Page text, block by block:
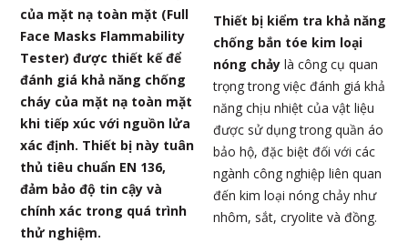
của mặt nạ toàn mặt (Full
Face Masks Flammability
Tester) được thiết kế để
đánh giá khả năng chống
cháy của mặt nạ toàn mặt
khi tiếp xúc với nguồn lửa
xác định. Thiết bị này tuân
thủ tiêu chuẩn EN 136,
đảm bảo độ tin cậy và
chính xác trong quá trình
thử nghiệm.
Thiết bị kiểm tra khả năng
chống bắn tóe kim loại
nóng chảy là công cụ quan
trọng trong việc đánh giá khả
năng chịu nhiệt của vật liệu
được sử dụng trong quần áo
bảo hộ, đặc biệt đối với các
ngành công nghiệp liên quan
đến kim loại nóng chảy như
nhôm, sắt, cryolite và đồng.